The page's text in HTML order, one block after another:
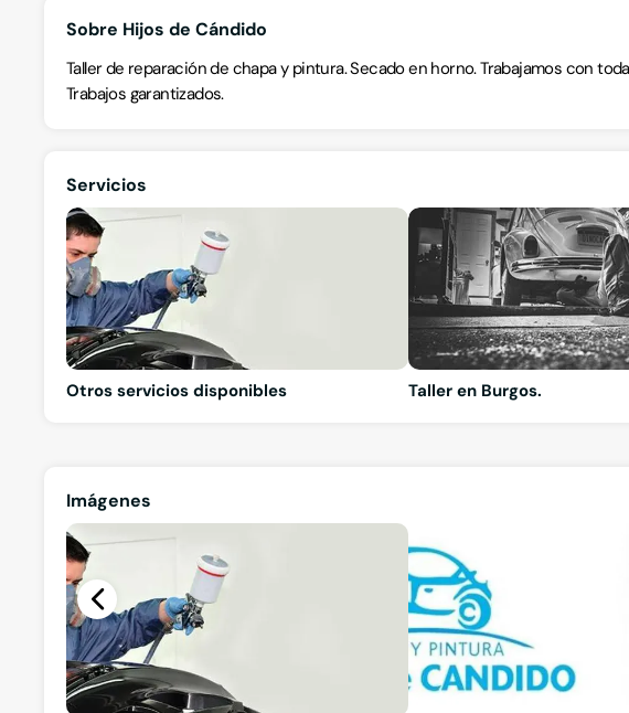
Sobre Hijos de Cándido
Taller de reparación de chapa y pintura. Secado en horno. Trabajamos con
Trabajos garantizados.
Servicios
Otros servicios disponibles Taller en Burgos.
Imágenes